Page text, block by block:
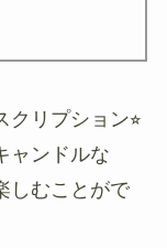
リプション⭐︎
ャンドルな
しむことがで